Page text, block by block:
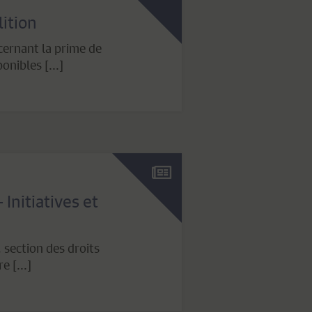
la prime de
[...]
Initiatives et
section des droits
[...]